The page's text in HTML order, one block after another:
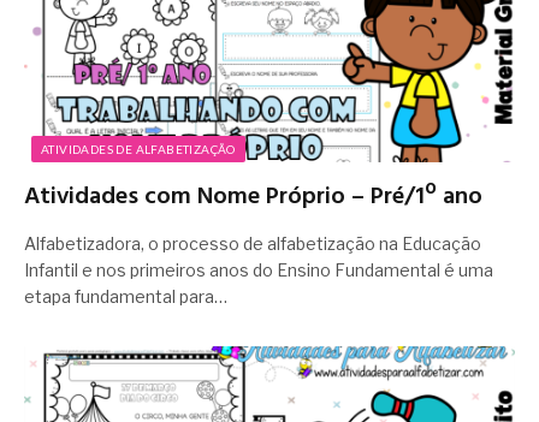
ATIVIDADES DE ALFABETIZAÇÃO
Atividades com Nome Próprio – Pré/1º ano
Alfabetizadora, o processo de alfabetização na Educação
Infantil e nos primeiros anos do Ensino Fundamental é uma
etapa fundamental para…